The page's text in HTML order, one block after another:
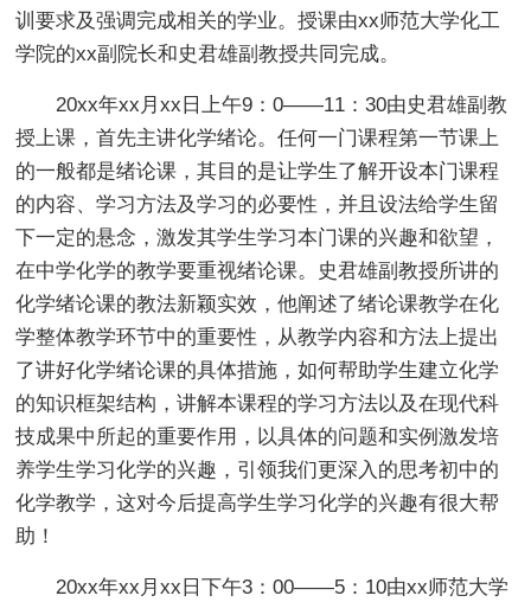
训要求及强调完成相关的学业。授课由xx师范大学化工
学院的xx副院长和史君雄副教授共同完成。
20xx年xx月xx日上午9：0——11：30由史君雄副教
授上课，首先主讲化学绪论。任何一门课程第一节课上
的一般都是绪论课，其目的是让学生了解开设本门课程
的内容、学习方法及学习的必要性，并且设法给学生留
下一定的悬念，激发其学生学习本门课的兴趣和欲望，
在中学化学的教学要重视绪论课。史君雄副教授所讲的
化学绪论课的教法新颖实效，他阐述了绪论课教学在化
学整体教学环节中的重要性，从教学内容和方法上提出
了讲好化学绪论课的具体措施，如何帮助学生建立化学
的知识框架结构，讲解本课程的学习方法以及在现代科
技成果中所起的重要作用，以具体的问题和实例激发培
养学生学习化学的兴趣，引领我们更深入的思考初中的
化学教学，这对今后提高学生学习化学的兴趣有很大帮
助！
20xx年xx月xx日下午3：00——5：10由xx师范大学